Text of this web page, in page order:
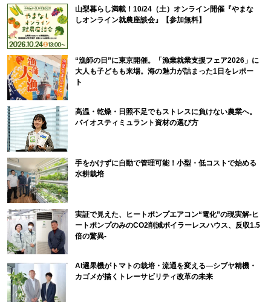
山梨暮らし満載！10/24（土）オンライン開催『やまな
しオンライン就農座談会』【参加無料】
“漁師の日”に東京開催。「漁業就業支援フェア2026」に
大人も子どもも来場。海の魅力が詰まった1日をレポー
ト
高温・乾燥・日照不足でもストレスに負けない農業へ。
バイオスティミュラント資材の選び方
手をかけずに自動で管理可能！小型・低コストで始める
水耕栽培
実証で見えた、ヒートポンプエアコン“電化”の現実解-ヒ
ートポンプのみのCO2削減ボイラーレスハウス、反収1.5
倍の驚異-
AI選果機がトマトの栽培・流通を変える―シブヤ精機・
カゴメが描くトレーサビリティ改革の未来